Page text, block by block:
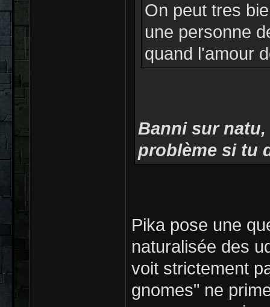
On peut tres
une personne
quand l'amour
Banni sur
problème si tu
Pika pose une
naturalisée des
voit strictement
gnomes" ne